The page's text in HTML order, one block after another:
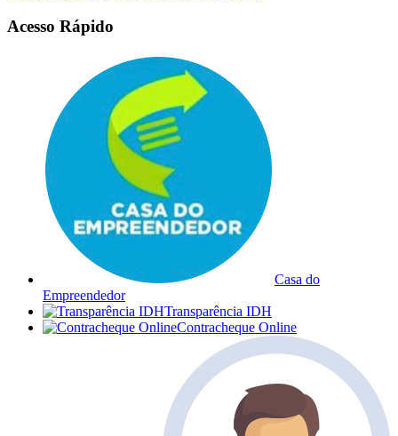
Acesso Rápido
Casa do
Empreendedor
Transparência IDH
Contracheque Online